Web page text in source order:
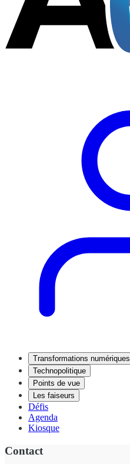
Transformations numériques
Technopolitique
Points de vue
Les faiseurs
Défis
Agenda
Kiosque
Contact